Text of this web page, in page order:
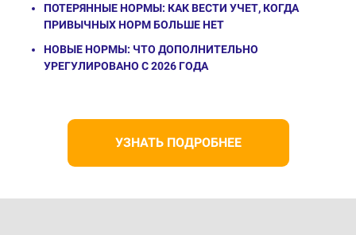
ПОТЕРЯННЫЕ НОРМЫ: КАК ВЕСТИ УЧЕТ, КОГДА
ПРИВЫЧНЫХ НОРМ БОЛЬШЕ НЕТ
НОВЫЕ НОРМЫ: ЧТО ДОПОЛНИТЕЛЬНО
УРЕГУЛИРОВАНО С 2026 ГОДА
УЗНАТЬ ПОДРОБНЕЕ